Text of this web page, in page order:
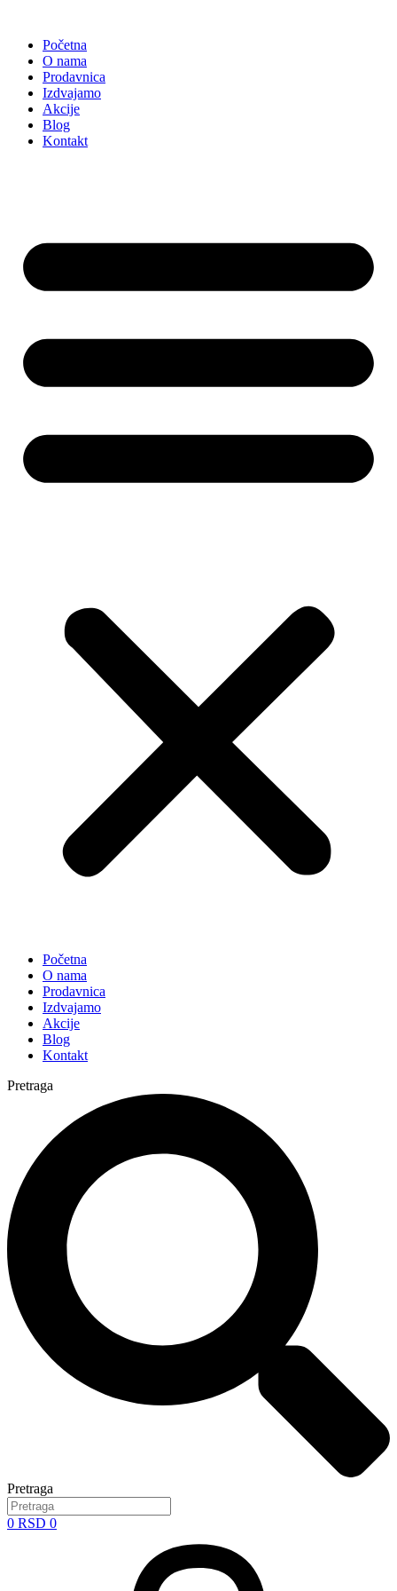
sadržajPočetna
O nama
Prodavnica
Izdvajamo
Akcije
Blog
Kontakt
Početna
O nama
Prodavnica
Izdvajamo
Akcije
Blog
Kontakt
Pretraga
Pretraga
0 RSD 0